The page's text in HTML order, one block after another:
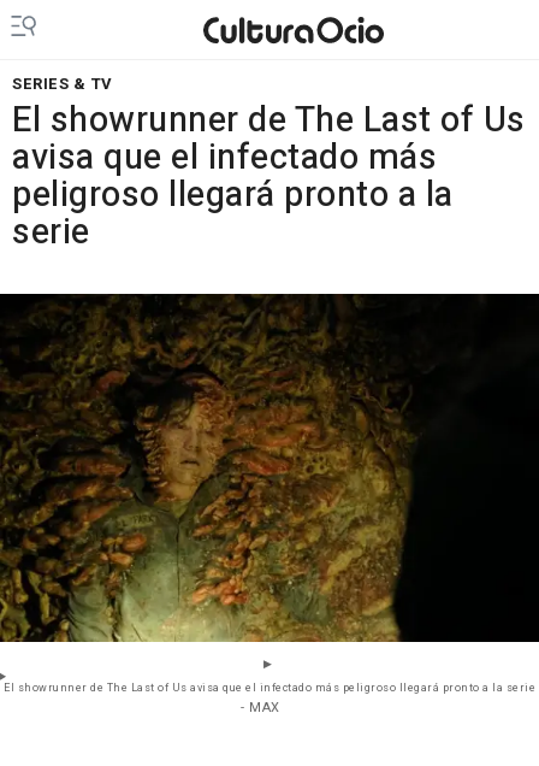
SERIES & TV
El showrunner de The Last of Us
avisa que el infectado más
peligroso llegará pronto a la
serie
El showrunner de The Last of Us avisa que el infectado más peligroso llegará pronto a la serie
- MAX